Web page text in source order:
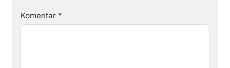
Komentar *